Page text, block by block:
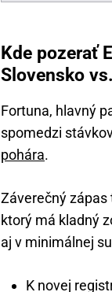
Kde pozerať
Slovensko
Fortuna, hlavný
spomedzi
pohára.
Záverečný
ktorý má kladný
aj v minimálnej
K novej